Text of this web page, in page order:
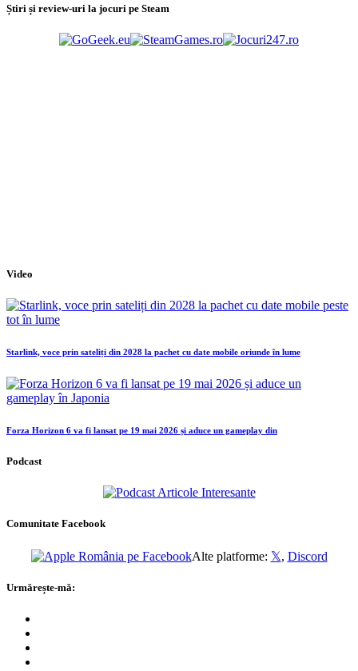
Știri și review-uri la jocuri pe Steam
Video
Starlink, voce prin sateliți din 2028 la pachet cu date mobile oriunde în lume
Forza Horizon 6 va fi lansat pe 19 mai 2026 și aduce un gameplay din
Podcast
Comunitate Facebook
Alte platforme: 𝕏, Discord
Urmărește-mă: